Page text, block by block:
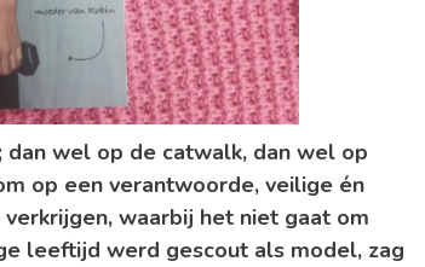
wel op de catwalk, dan wel op
op een verantwoorde, veilige én
waarbij het niet gaat om
leeftijd werd gescout als model, zag